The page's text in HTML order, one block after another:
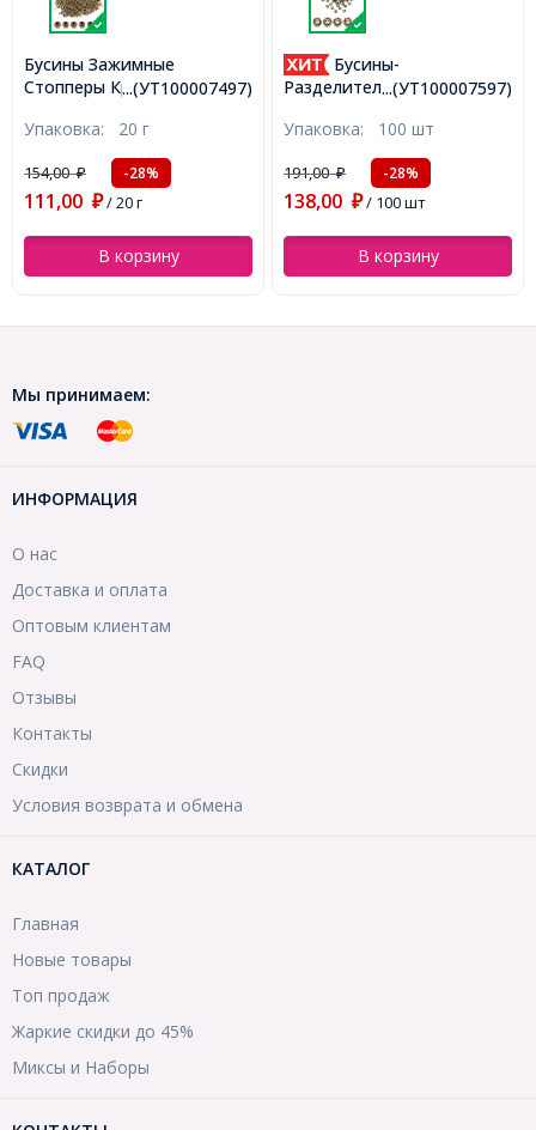
...(УТ100007497)
Бусины Зажимные
Стопперы Кримпы
2х2мм, Отверстие 1мм,
около 1050шт/20г,
(УТ100007497)
Упаковка: 20 г
154,00₽ -28%
111,00 ₽/ 20 г
В корзину
...(УТ100007597)
Бусины-
Разделители, Бижутерный
6.5мм, Отверстие 2мм,
(УТ100007597)
Упаковка: 100 шт
191,00₽ -28%
138,00 ₽/ 100 шт
В корзину
Мы принимаем:
ИНФОРМАЦИЯ
О нас
Доставка и оплата
Оптовым клиентам
FAQ
Отзывы
Контакты
Скидки
Условия возврата и обмена
КАТАЛОГ
Главная
Новые товары
Топ продаж
Жаркие скидки до 45%
Миксы и Наборы